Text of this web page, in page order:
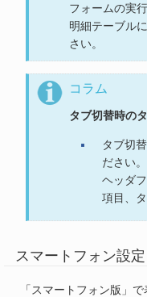
フォームの実
明細テーブル
さい。
コラム
タブ切替時の
タブ切
ださい。
ヘッダ
項目、
スマートフォン設定
「スマートフォン版」